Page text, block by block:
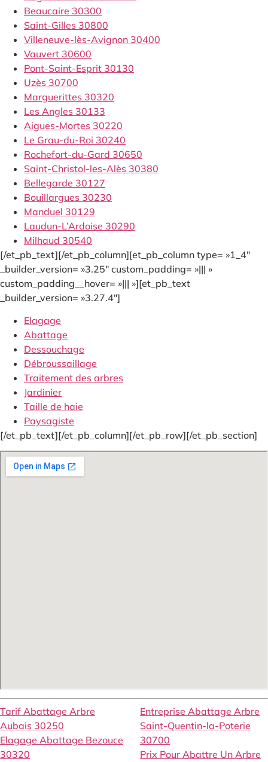
Beaucaire 30300
Saint-Gilles 30800
Villeneuve-lès-Avignon 30400
Vauvert 30600
Pont-Saint-Esprit 30130
Uzès 30700
Marguerittes 30320
Les Angles 30133
Aigues-Mortes 30220
Le Grau-du-Roi 30240
Rochefort-du-Gard 30650
Saint-Christol-les-Alès 30380
Bellegarde 30127
Bouillargues 30230
Manduel 30129
Laudun-L’Ardoise 30290
Milhaud 30540
[/et_pb_text][/et_pb_column][et_pb_column type= »1_4″
_builder_version= »3.25″ custom_padding= »||| »
custom_padding__hover= »||| »][et_pb_text
_builder_version= »3.27.4″]
Elagage
Abattage
Dessouchage
Débroussaillage
Traitement des arbres
Jardinier
Taille de haie
Paysagiste
[/et_pb_text][/et_pb_column][/et_pb_row][/et_pb_section]
Tarif Abattage Arbre
Aubais 30250
Elagage Abattage Bezouce
30320
Entreprise Abattage Arbre
Saint-Quentin-la-Poterie
30700
Prix Pour Abattre Un Arbre